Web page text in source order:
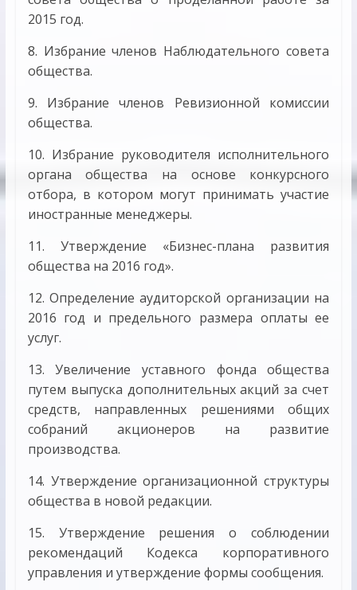
2015 год.
8. Избрание членов Наблюдательного совета
общества.
9. Избрание членов Ревизионной комиссии
общества.
10. Избрание руководителя исполнительного
органа общества на основе конкурсного
отбора, в котором могут принимать участие
иностранные менеджеры.
11. Утверждение «Бизнес-плана развития
общества на 2016 год».
12. Определение аудиторской организации на
2016 год и предельного размера оплаты ее
услуг.
13. Увеличение уставного фонда общества
путем выпуска дополнительных акций за счет
средств, направленных решениями общих
собраний акционеров на развитие
производства.
14. Утверждение организационной структуры
общества в новой редакции.
15. Утверждение решения о соблюдении
рекомендаций Кодекса корпоративного
управления и утверждение формы сообщения.